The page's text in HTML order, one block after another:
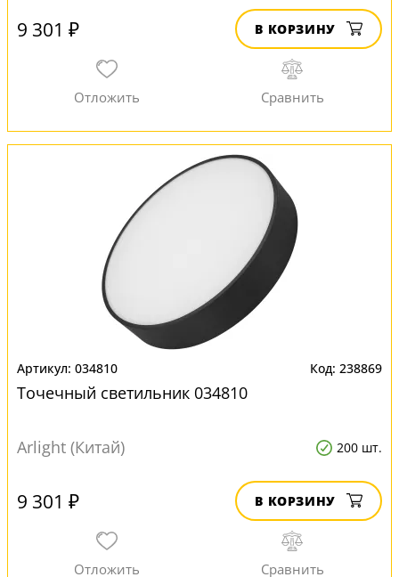
9 301 ₽ В КОРЗИНУ
034810 238869
Точечный светильник 034810
Arlight (Китай) 200 шт.
9 301 ₽ В КОРЗИНУ